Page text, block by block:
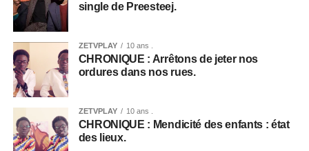
single de Preesteej.
ZETVPLAY 10 ans .
CHRONIQUE : Arrêtons de jeter nos
ordures dans nos rues.
ZETVPLAY 10 ans .
CHRONIQUE : Mendicité des enfants : état
des lieux.